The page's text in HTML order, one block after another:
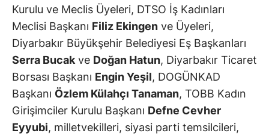
Kurulu ve Meclis Üyeleri, DTSO İş Kadınları
Meclisi Başkanı Filiz Ekingen ve Üyeleri,
Diyarbakır Büyükşehir Belediyesi Eş Başkanları
Serra Bucak ve Doğan Hatun, Diyarbakır Ticaret
Borsası Başkanı Engin Yeşil, DOGÜNKAD
Başkanı Özlem Külahçı Tanaman, TOBB Kadın
Girişimciler Kurulu Başkanı Defne Cevher
Eyyubi, milletvekilleri, siyasi parti temsilcileri,